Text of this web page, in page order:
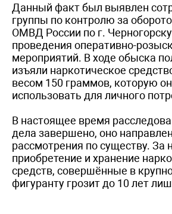
Данный факт был выявлен
группы по контролю за
ОМВД России по г.
проведения оперативно-
мероприятий. В ходе обыска
изъяли наркотическое
весом 150 граммов, которую
использовать для личного
В настоящее время
дела завершено, оно
рассмотрения по существу. За
приобретение и хранение
средств, совершённые в
фигуранту грозит до 10 лет